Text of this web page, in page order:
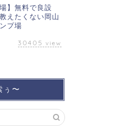
】無料で良設
えたくない岡山
プ場
30405 view
ぅ〜